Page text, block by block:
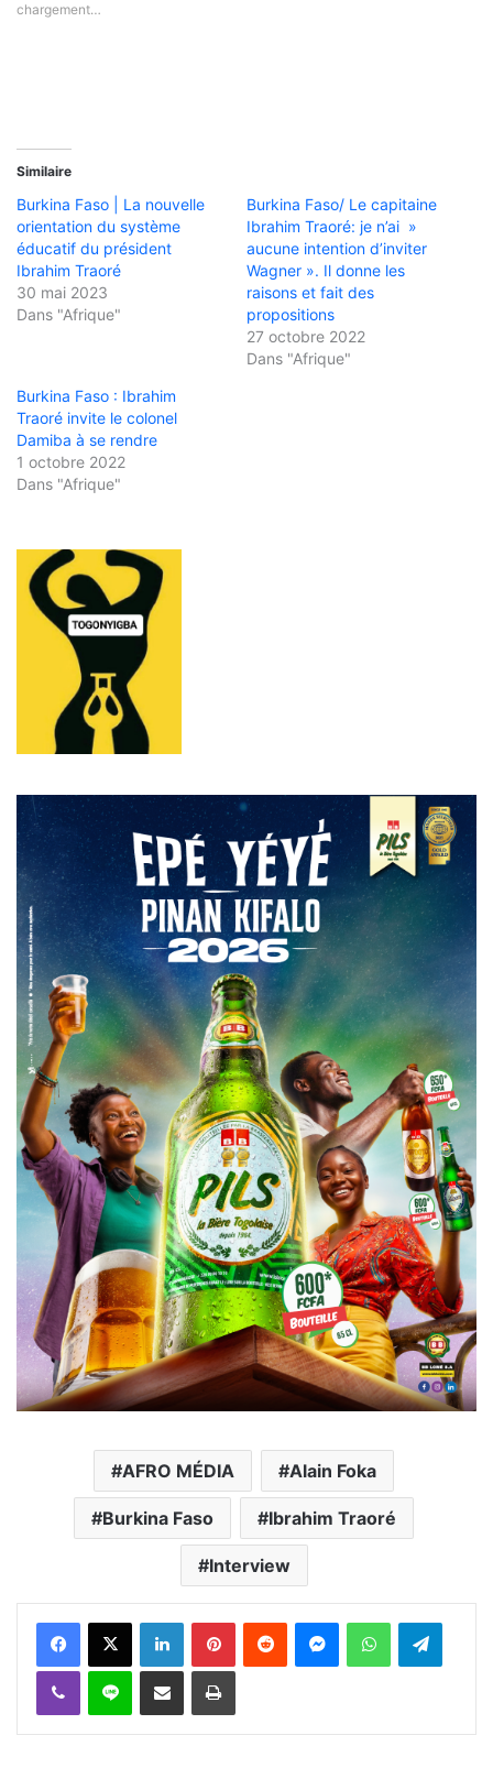
chargement…
Similaire
Burkina Faso | La nouvelle
orientation du système
éducatif du président
Ibrahim Traoré
30 mai 2023
Dans "Afrique"
Burkina Faso/ Le capitaine
Ibrahim Traoré: je n’ai »
aucune intention d’inviter
Wagner ». Il donne les
raisons et fait des
propositions
27 octobre 2022
Dans "Afrique"
Burkina Faso : Ibrahim
Traoré invite le colonel
Damiba à se rendre
1 octobre 2022
Dans "Afrique"
AFRO MÉDIA Alain Foka
Burkina Faso Ibrahim Traoré
Interview
FacebookX Linkedin PinterestReddit MessengerWhatsAppTelegram
Viber Ligne Partager par email Imprimer